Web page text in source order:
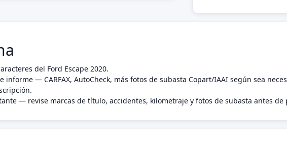
del Ford Escape 2020.
informe — CARFAX, AutoCheck, más fotos de subasta Copart/IAAI según sea
— revise marcas de título, accidentes, kilometraje y fotos de subasta antes de